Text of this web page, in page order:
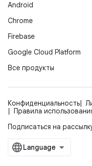
Android
Chrome
Firebase
Google Cloud Platform
Все продукты
Конфиденциальность
Правила
Подписаться на